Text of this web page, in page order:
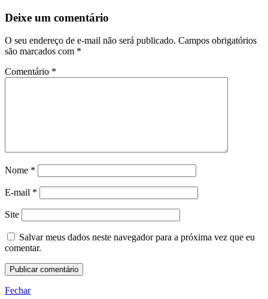
Deixe um comentário
O seu endereço de e-mail não será publicado. Campos obrigatórios
são marcados com *
Comentário *
Nome *
E-mail *
Site
Salvar meus dados neste navegador para a próxima vez que eu
comentar.
Fechar